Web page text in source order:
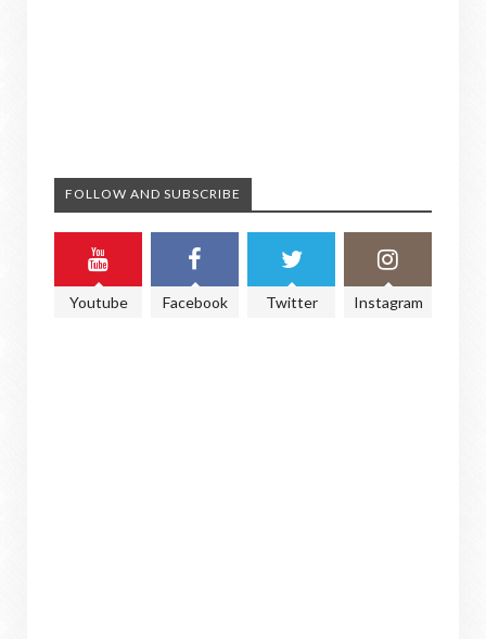
FOLLOW AND SUBSCRIBE
Youtube Facebook Twitter Instagram